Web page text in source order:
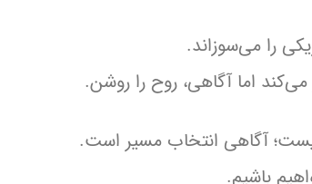
را می‌سوزاند.
می‌کند اما آگاهی، روح را روشن.
آگاهی انتخاب مسیر است.
باشیم.